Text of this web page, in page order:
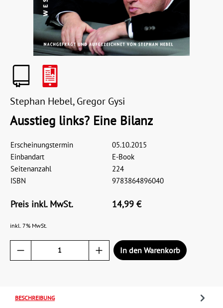
Stephan Hebel, Gregor Gysi
Ausstieg links? Eine Bilanz
Erscheinungstermin
05.10.2015
Einbandart
E-Book
Seitenanzahl
224
ISBN
9783864896040
Preis inkl. MwSt. 14,99 €
inkl. 7% MwSt.
In den Warenkorb
BESCHREIBUNG